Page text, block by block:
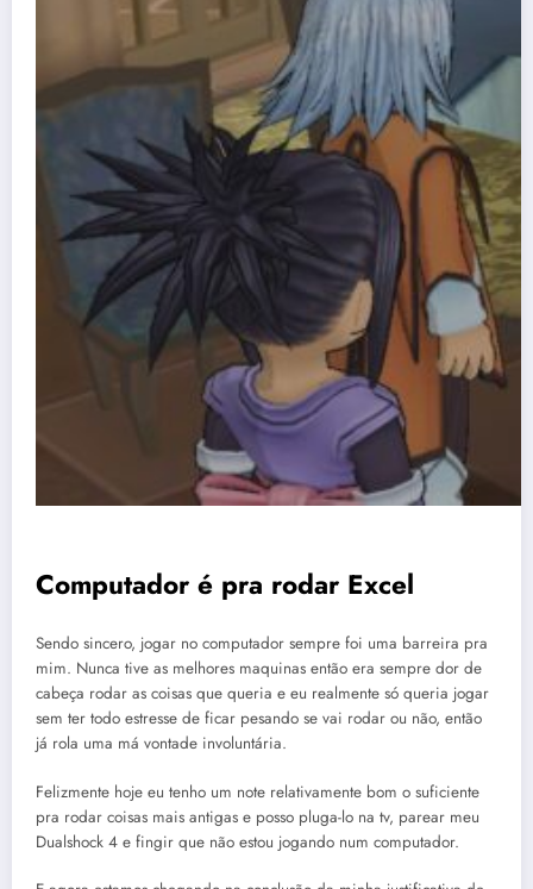
Computador é pra rodar Excel
Sendo sincero, jogar no computador sempre foi uma barreira pra
mim. Nunca tive as melhores maquinas então era sempre dor de
cabeça rodar as coisas que queria e eu realmente só queria jogar
sem ter todo estresse de ficar pesando se vai rodar ou não, então
já rola uma má vontade involuntária.
Felizmente hoje eu tenho um note relativamente bom o suficiente
pra rodar coisas mais antigas e posso pluga-lo na tv, parear meu
Dualshock 4 e fingir que não estou jogando num computador.